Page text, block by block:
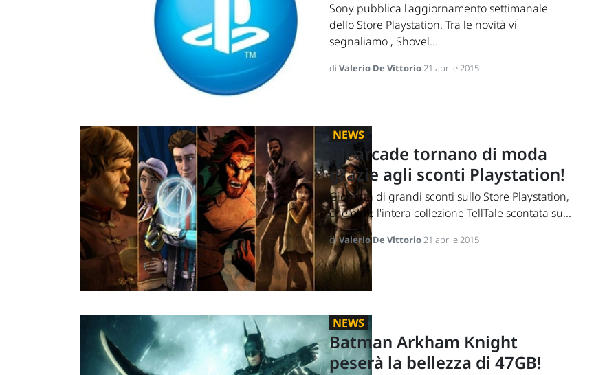
Sony pubblica l'aggiornamento settimanale
dello Store Playstation. Tra le novità vi
segnaliamo , Shovel...
di Valerio De Vittorio21 aprile 2015
NEWS
Gli arcade tornano di moda
grazie agli sconti Playstation!
Giornata di grandi sconti sullo Store Playstation,
che offre l'intera collezione TellTale scontata su...
diValerio De Vittorio21 aprile 2015
NEWS
Batman Arkham Knight
peserà la bellezza di 47GB!